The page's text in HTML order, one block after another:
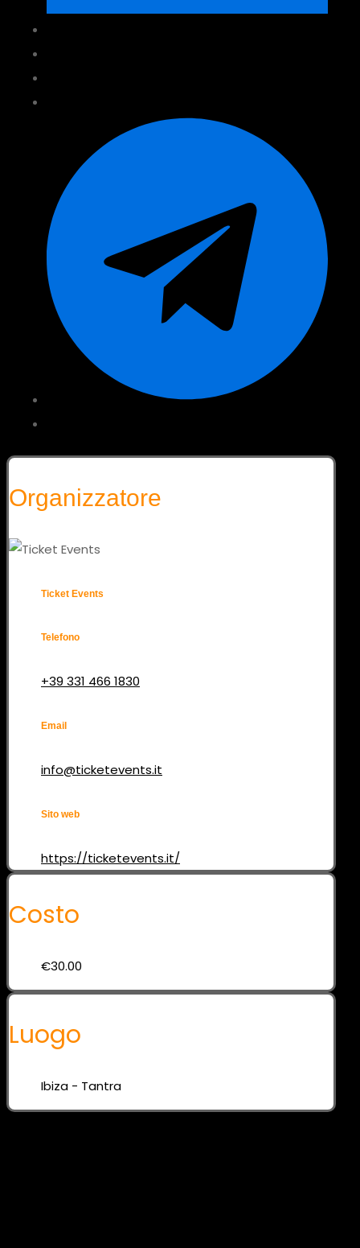
Organizzatore
Ticket Events
Telefono
+39 331 466 1830
Email
info@ticketevents.it
Sito web
https://ticketevents.it/
Costo
€30.00
Luogo
Ibiza - Tantra